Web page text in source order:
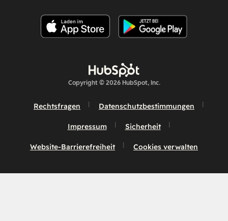
Copyright © 2026 HubSpot, Inc.
Rechtsfragen Datenschutzbestimmungen
Impressum Sicherheit
Website-Barrierefreiheit Cookies verwalten